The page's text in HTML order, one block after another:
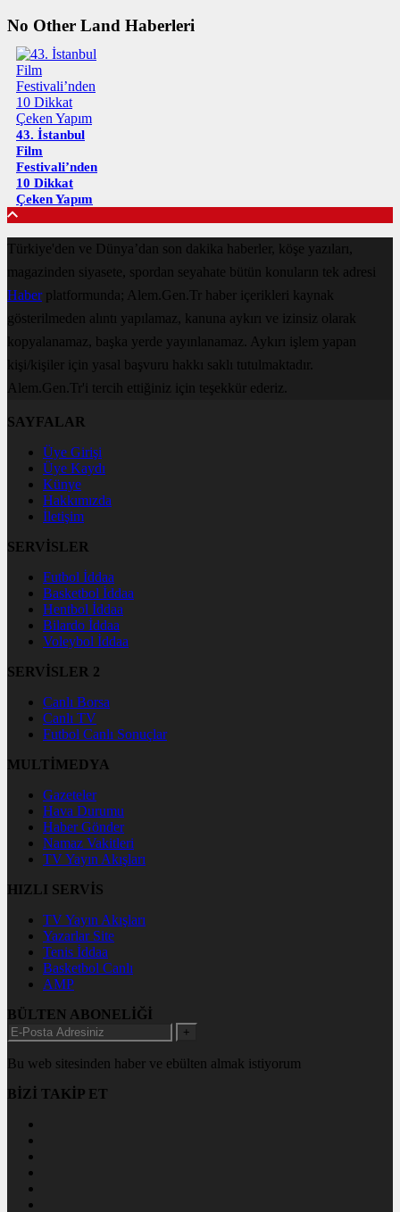
No Other Land Haberleri
43. İstanbul
Film
Festivali’nden
10 Dikkat
Çeken Yapım
Türkiye'den ve Dünya’dan son dakika haberler, köşe yazıları,
magazinden siyasete, spordan seyahate bütün konuların tek adresi
Haberplatformunda; Alem.Gen.Tr haber içerikleri kaynak
gösterilmeden alıntı yapılamaz, kanuna aykırı ve izinsiz olarak
kopyalanamaz, başka yerde yayınlanamaz. Aykırı işlem yapan
kişi/kişiler için yasal başvuru hakkı saklı tutulmaktadır.
Alem.Gen.Tr'i tercih ettiğiniz için teşekkür ederiz.
SAYFALAR
Üye Girişi
Üye Kaydı
Künye
Hakkımızda
İletişim
SERVİSLER
Futbol İddaa
Basketbol İddaa
Hentbol İddaa
Bilardo İddaa
Voleybol İddaa
SERVİSLER 2
Canlı Borsa
Canlı TV
Futbol Canlı Sonuçlar
MULTİMEDYA
Gazeteler
Hava Durumu
Haber Gönder
Namaz Vakitleri
TV Yayın Akışları
HIZLI SERVİS
TV Yayın Akışları
Yazarlar Site
Tenis İddaa
Basketbol Canlı
AMP
BÜLTEN ABONELİĞİ
+
Bu web sitesinden haber ve ebülten almak istiyorum
BİZİ TAKİP ET